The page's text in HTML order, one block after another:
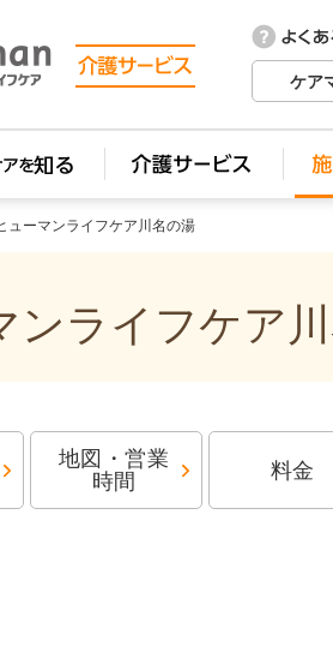
ケア
ューマンライフケア川名の湯
ンライフケア
地図・営業
時間
料金